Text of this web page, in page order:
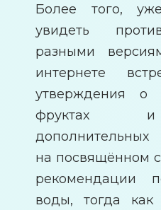
Более того,
увидеть
разными
интернете
утверждения о
фруктах и
на посвящённом
рекомендации
воды, тогда